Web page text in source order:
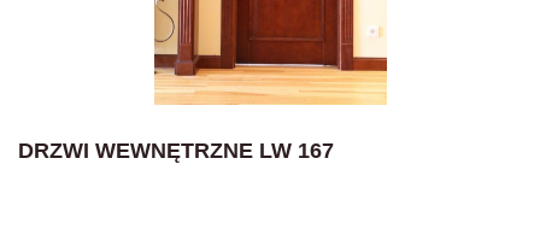
DRZWI WEWNĘTRZNE LW 167